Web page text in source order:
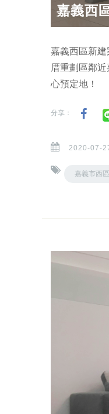
嘉義西
嘉義西區新
厝重劃區鄰
心預定地！
分享：
2020-07-
嘉義市西區